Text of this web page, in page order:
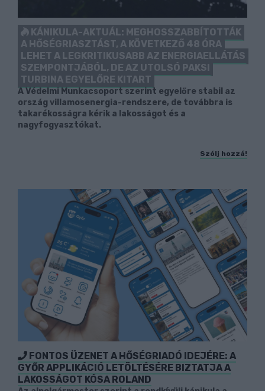
KÁNIKULA-AKTUÁL: MEGHOSSZABBÍTOTTÁK
A HŐSÉGRIASZTÁST, A KÖVETKEZŐ 48 ÓRA
LEHET A LEGKRITIKUSABB AZ ENERGIAELLÁTÁS
SZEMPONTJÁBÓL, DE AZ UTOLSÓ PAKSI
TURBINA EGYELŐRE KITART
A Védelmi Munkacsoport szerint egyelőre stabil az
ország villamosenergia-rendszere, de továbbra is
takarékosságra kérik a lakosságot és a
nagyfogyasztókat.
Szólj hozzá!
FONTOS ÜZENET A HŐSÉGRIADÓ IDEJÉRE: A
GYŐR APPLIKÁCIÓ LETÖLTÉSÉRE BIZTATJA A
LAKOSSÁGOT KÓSA ROLAND